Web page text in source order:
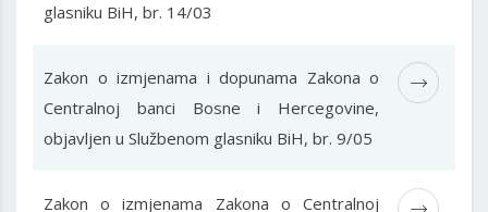
glasniku BiH, br. 14/03
Zakon o izmjenama i dopunama Zakona o
Centralnoj banci Bosne i Hercegovine,
objavljen u Službenom glasniku BiH, br. 9/05
Zakon o izmjenama Zakona o Centralnoj